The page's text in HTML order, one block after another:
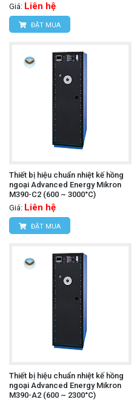
Giá: Liên hệ
ĐẶT MUA
Thiết bị hiệu chuẩn nhiệt kế hồng
ngoại Advanced Energy Mikron
M390-C2 (600 ~ 3000°C)
Giá: Liên hệ
ĐẶT MUA
Thiết bị hiệu chuẩn nhiệt kế hồng
ngoại Advanced Energy Mikron
M390-A2 (600 ~ 2300°C)